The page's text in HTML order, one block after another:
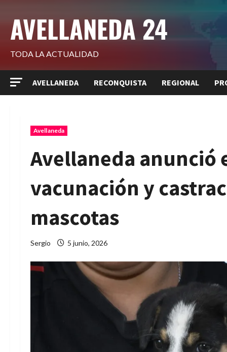
contenido
AVELLANEDA 24
TODA LA ACTUALIDAD
AVELLANEDA RECONQUISTA REGIONAL
Avellaneda
Avellaneda anunció
vacunación y
mascotas
Sergio 5 junio, 2026